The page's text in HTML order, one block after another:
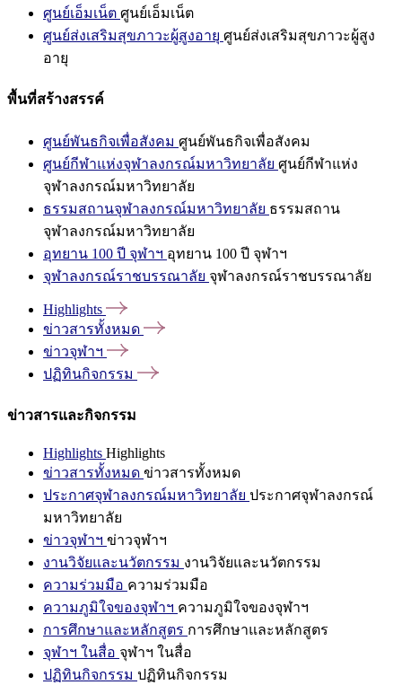
ศูนย์เอ็มเน็ต ศูนย์เอ็มเน็ต
ศูนย์ส่งเสริมสุขภาวะผู้สูงอายุ ศูนย์ส่งเสริมสุขภาวะผู้สูง
อายุ
พื้นที่สร้างสรรค์
ศูนย์พันธกิจเพื่อสังคม ศูนย์พันธกิจเพื่อสังคม
ศูนย์กีฬาแห่งจุฬาลงกรณ์มหาวิทยาลัย ศูนย์กีฬาแห่ง
จุฬาลงกรณ์มหาวิทยาลัย
ธรรมสถานจุฬาลงกรณ์มหาวิทยาลัย ธรรมสถาน
จุฬาลงกรณ์มหาวิทยาลัย
อุทยาน 100 ปี จุฬาฯ อุทยาน 100 ปี จุฬาฯ
จุฬาลงกรณ์ราชบรรณาลัย จุฬาลงกรณ์ราชบรรณาลัย
Highlights
ข่าวสารทั้งหมด
ข่าวจุฬาฯ
ปฏิทินกิจกรรม
ข่าวสารและกิจกรรม
Highlights Highlights
ข่าวสารทั้งหมด ข่าวสารทั้งหมด
ประกาศจุฬาลงกรณ์มหาวิทยาลัย ประกาศจุฬาลงกรณ์
มหาวิทยาลัย
ข่าวจุฬาฯ ข่าวจุฬาฯ
งานวิจัยและนวัตกรรม งานวิจัยและนวัตกรรม
ความร่วมมือ ความร่วมมือ
ความภูมิใจของจุฬาฯ ความภูมิใจของจุฬาฯ
การศึกษาและหลักสูตร การศึกษาและหลักสูตร
จุฬาฯ ในสื่อ จุฬาฯ ในสื่อ
ปฏิทินกิจกรรม ปฏิทินกิจกรรม